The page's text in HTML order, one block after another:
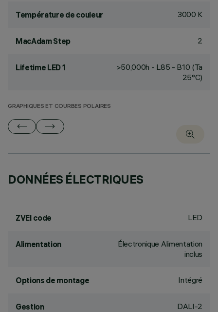
Température de couleur 3000 K
MacAdam Step 2
Lifetime LED 1
>50,000h - L85 - B10 (Ta
25°C)
GRAPHIQUES ET COURBES POLAIRES
DONNÉES ÉLECTRIQUES
ZVEI code LED
Alimentation
Électronique Alimentation
inclus
Options de montage Intégré
Gestion DALI-2